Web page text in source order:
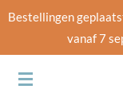
Ga
de
Bestellingen
vanaf 7